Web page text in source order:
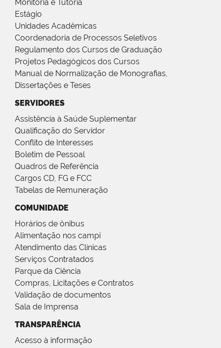
Monitoria e Tutoria
Estágio
Unidades Acadêmicas
Coordenadoria de Processos Seletivos
Regulamento dos Cursos de Graduação
Projetos Pedagógicos dos Cursos
Manual de Normalização de Monografias,
Dissertações e Teses
SERVIDORES
Assistência à Saúde Suplementar
Qualificação do Servidor
Conflito de Interesses
Boletim de Pessoal
Quadros de Referência
Cargos CD, FG e FCC
Tabelas de Remuneração
COMUNIDADE
Horários de ônibus
Alimentação nos campi
Atendimento das Clínicas
Serviços Contratados
Parque da Ciência
Compras, Licitações e Contratos
Validação de documentos
Sala de Imprensa
TRANSPARÊNCIA
Acesso à informação